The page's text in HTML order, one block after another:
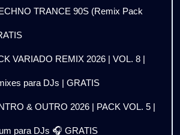
TRANCE 90S (Remix Pack
VARIADO REMIX 2026 | VOL. 8 |
para DJs | GRATIS
& OUTRO 2026 | PACK VOL. 5 |
para DJs 🎧 GRATIS